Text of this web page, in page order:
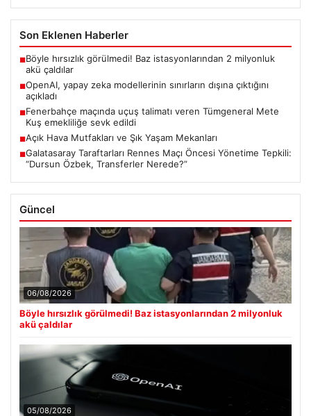
Son Eklenen Haberler
■Böyle hırsızlık görülmedi! Baz istasyonlarından 2 milyonluk
akü çaldılar
■OpenAI, yapay zeka modellerinin sınırların dışına çıktığını
açıkladı
■Fenerbahçe maçında uçuş talimatı veren Tümgeneral Mete
Kuş emekliliğe sevk edildi
■Açık Hava Mutfakları ve Şık Yaşam Mekanları
■Galatasaray Taraftarları Rennes Maçı Öncesi Yönetime Tepkili:
“Dursun Özbek, Transferler Nerede?”
Güncel
06/08/2026
Böyle hırsızlık görülmedi! Baz istasyonlarından 2 milyonluk
akü çaldılar
05/08/2026